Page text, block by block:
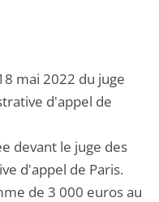
mai 2022 du juge
d'appel de
devant le juge des
d'appel de Paris.
de 3 000 euros au